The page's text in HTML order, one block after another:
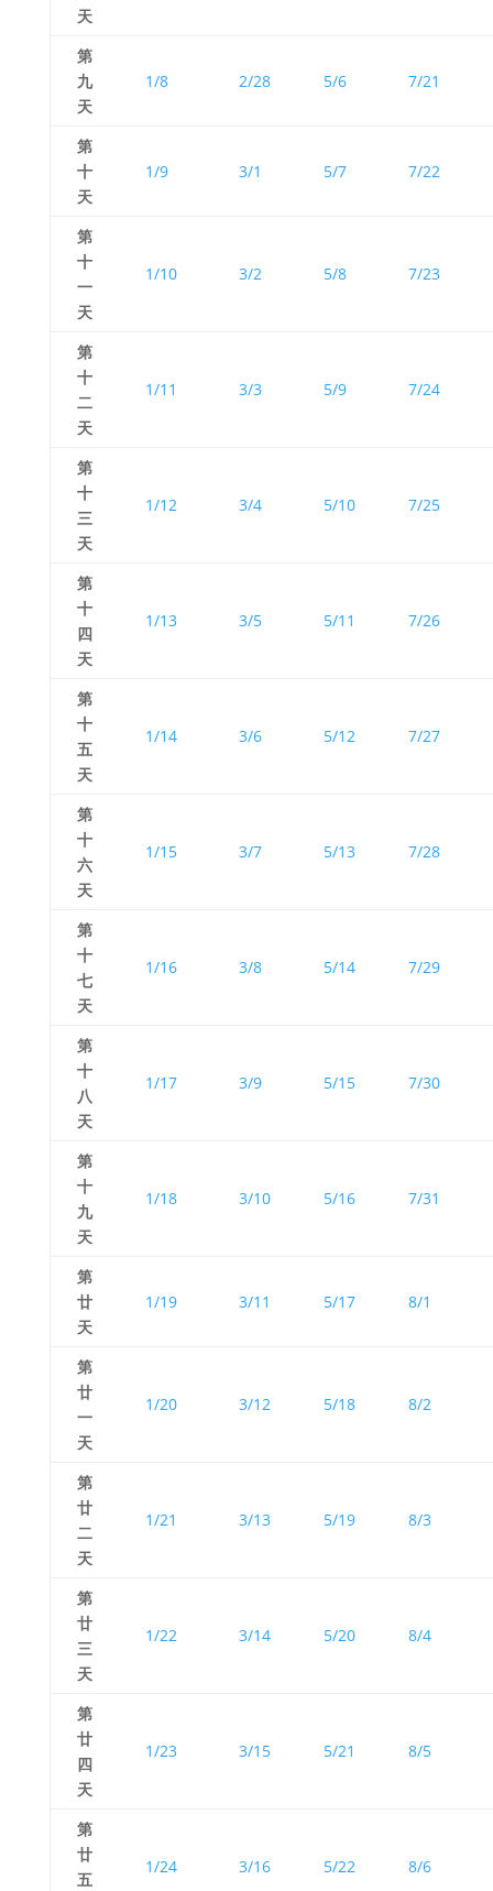
天
第
九
天
1/8 2/28 5/6 7/21
第
十
天
1/9 3/1 5/7 7/22
第
十
一
天
1/10 3/2 5/8 7/23
第
十
二
天
1/11 3/3 5/9 7/24
第
十
三
天
1/12 3/4 5/10 7/25
第
十
四
天
1/13 3/5 5/11 7/26
第
十
五
天
1/14 3/6 5/12 7/27
第
十
六
天
1/15 3/7 5/13 7/28
第
十
七
天
1/16 3/8 5/14 7/29
第
十
八
天
1/17 3/9 5/15 7/30
第
十
九
天
1/18 3/10 5/16 7/31
第
廿
天
1/19 3/11 5/17 8/1
第
廿
一
天
1/20 3/12 5/18 8/2
第
廿
二
天
1/21 3/13 5/19 8/3
第
廿
三
天
1/22 3/14 5/20 8/4
第
廿
四
天
1/23 3/15 5/21 8/5
第
廿
五
1/24 3/16 5/22 8/6